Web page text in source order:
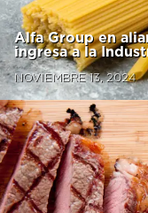
Alfa Group en
ingresa a la
NOVIEMBRE 13, 2024